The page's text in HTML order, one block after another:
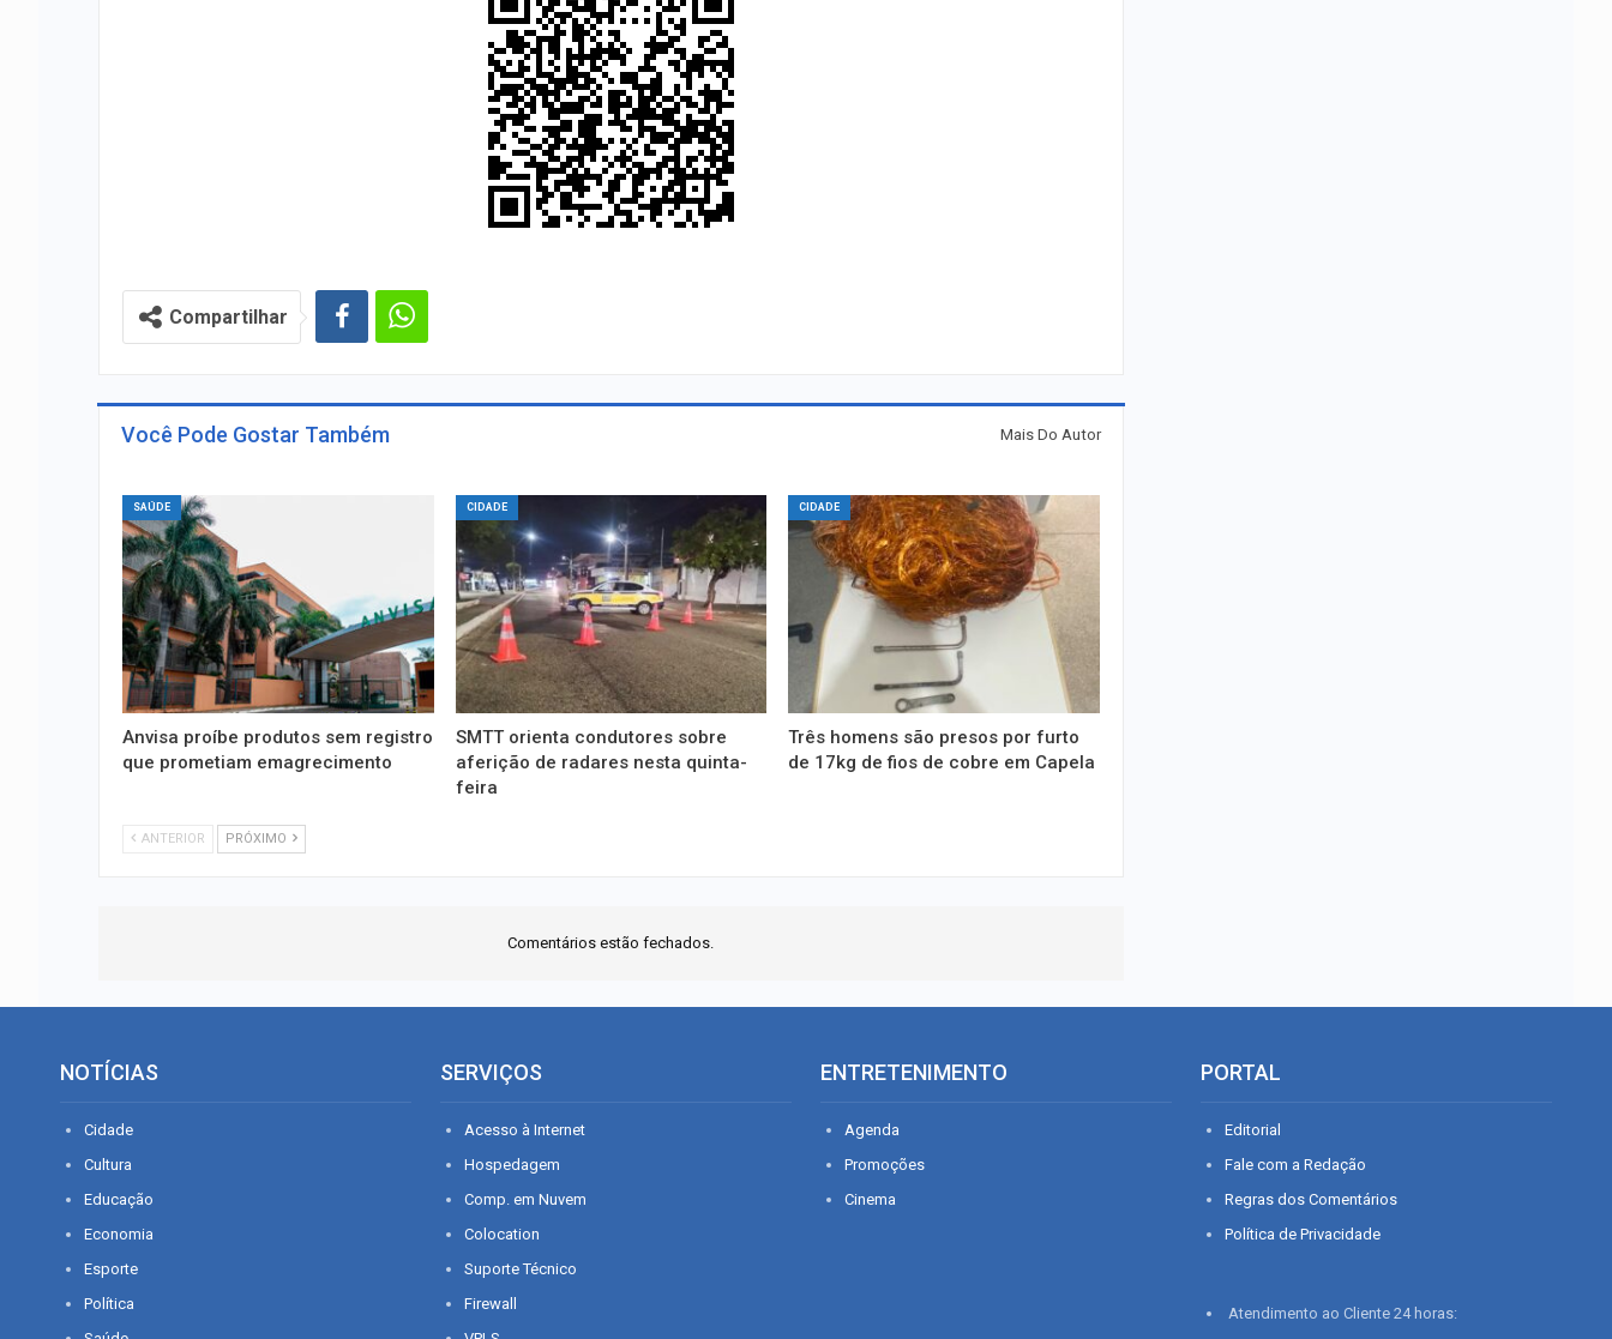
Compartilhar
Você Pode Gostar Também Mais Do Autor
SAÚDE
Anvisa proíbe produtos sem registro
que prometiam emagrecimento
CIDADE
SMTT orienta condutores sobre
aferição de radares nesta quinta-
feira
CIDADE
Três homens são presos por furto
de 17kg de fios de cobre em Capela
ANTERIOR PRÓXIMO
Comentários estão fechados.
NOTÍCIAS
Cidade
Cultura
Educação
Economia
Esporte
Política
SERVIÇOS
Acesso à Internet
Hospedagem
Comp. em Nuvem
Colocation
Suporte Técnico
Firewall
ENTRETENIMENTO
Agenda
Promoções
Cinema
PORTAL
Editorial
Fale com a Redação
Regras dos Comentários
Política de Privacidade
Atendimento ao Cliente 24 horas: